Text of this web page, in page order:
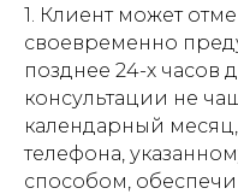
1. Клиент может
своевременно
позднее 24-х часов
консультации не
календарный
телефона,
способом,